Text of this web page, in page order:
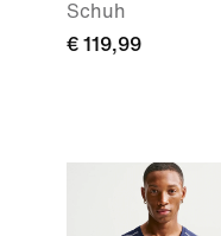
Schuh
€ 119,99